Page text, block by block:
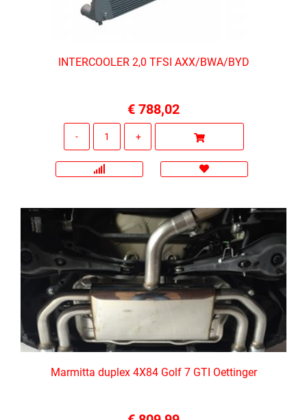
INTERCOOLER 2,0 TFSI AXX/BWA/BYD
€ 788,02
Marmitta duplex 4X84 Golf 7 GTI Oettinger